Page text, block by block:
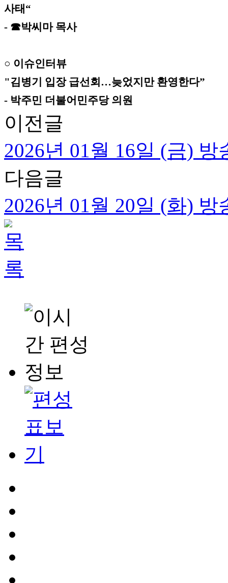
사태“
- ☎박씨마 목사
○ 이슈인터뷰
"김병기 입장 급선회…늦었지만 환영한다”
- 박주민 더불어민주당 의원
이전글
2026년 01월 16일 (금) 방
다음글
2026년 01월 20일 (화) 방